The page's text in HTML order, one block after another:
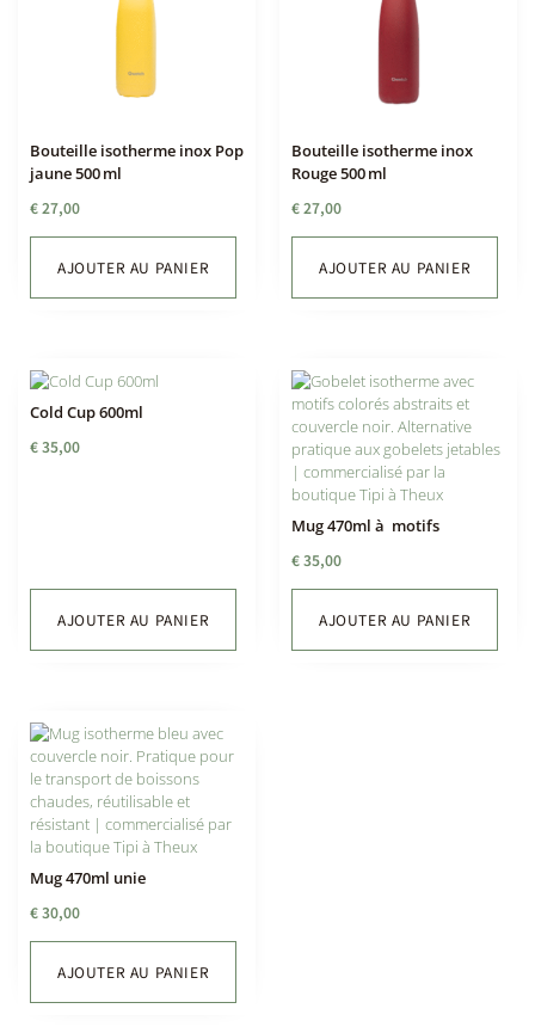
Bouteille isotherme inox Pop
jaune 500 ml
€27,00
AJOUTER AU PANIER
Bouteille isotherme inox
Rouge 500 ml
€27,00
AJOUTER AU PANIER
Cold Cup 600ml
€35,00
AJOUTER AU PANIER
Mug 470ml à motifs
€35,00
AJOUTER AU PANIER
Mug 470ml unie
€30,00
AJOUTER AU PANIER